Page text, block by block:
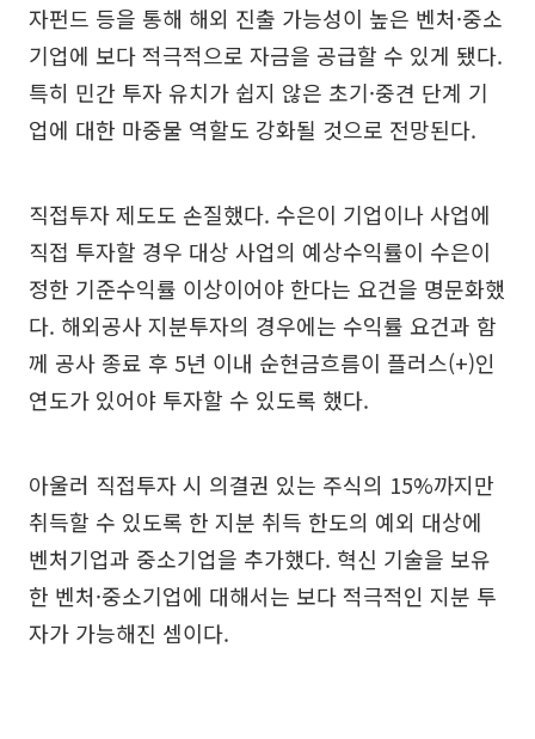
자펀드 등을 통해 해외 진출 가능성이 높은 벤처·중소
기업에 보다 적극적으로 자금을 공급할 수 있게 됐다.
특히 민간 투자 유치가 쉽지 않은 초기·중견 단계 기
업에 대한 마중물 역할도 강화될 것으로 전망된다.
직접투자 제도도 손질했다. 수은이 기업이나 사업에
직접 투자할 경우 대상 사업의 예상수익률이 수은이
정한 기준수익률 이상이어야 한다는 요건을 명문화했
다. 해외공사 지분투자의 경우에는 수익률 요건과 함
께 공사 종료 후 5년 이내 순현금흐름이 플러스(+)인
연도가 있어야 투자할 수 있도록 했다.
아울러 직접투자 시 의결권 있는 주식의 15%까지만
취득할 수 있도록 한 지분 취득 한도의 예외 대상에
벤처기업과 중소기업을 추가했다. 혁신 기술을 보유
한 벤처·중소기업에 대해서는 보다 적극적인 지분 투
자가 가능해진 셈이다.